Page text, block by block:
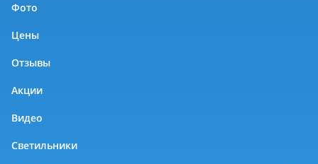
Фото
Цены
Отзывы
Акции
Видео
Светильники